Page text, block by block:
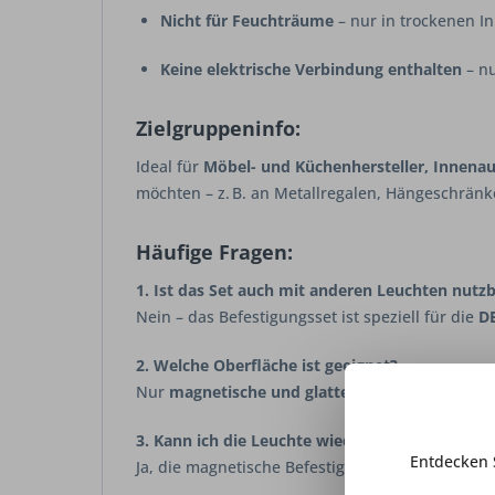
Nicht für Feuchträume – nur in trockenen
Keine elektrische Verbindung enthalten –
Zielgruppeninfo:
Ideal für Möbel- und Küchenhersteller,
möchten – z. B. an Metallregalen,
Häufige Fragen:
1. Ist das Set auch mit anderen Leuchten
Nein – das Befestigungsset ist speziell für die
2. Welche Oberfläche ist geeignet?
Nur magnetische und glatte Metallflächen
3. Kann ich die Leuchte wieder entfernen?
Ja, die magnetische Befestigung ist
reversibel–